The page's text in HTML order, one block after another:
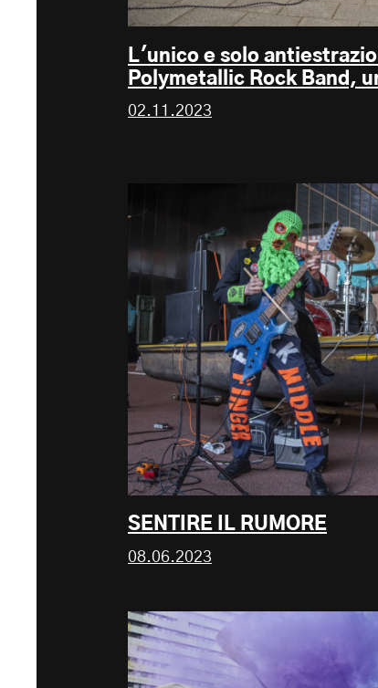
L'unico e solo
Polymetallic Rock Band,
02.11.2023
SENTIRE IL RUMORE
08.06.2023